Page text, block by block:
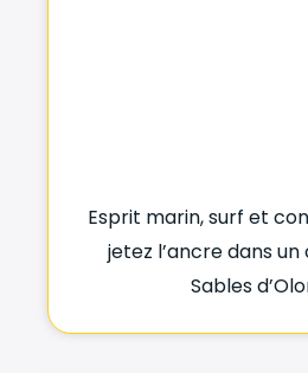
Esprit marin, surf et
jetez l’ancre dans
Sables